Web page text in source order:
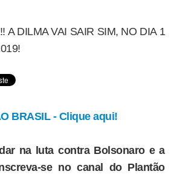
A DILMA VAI SAIR SIM, NO DIA 1
BRASIL - Clique aqui!
na luta contra Bolsonaro e a
se no canal do Plantão